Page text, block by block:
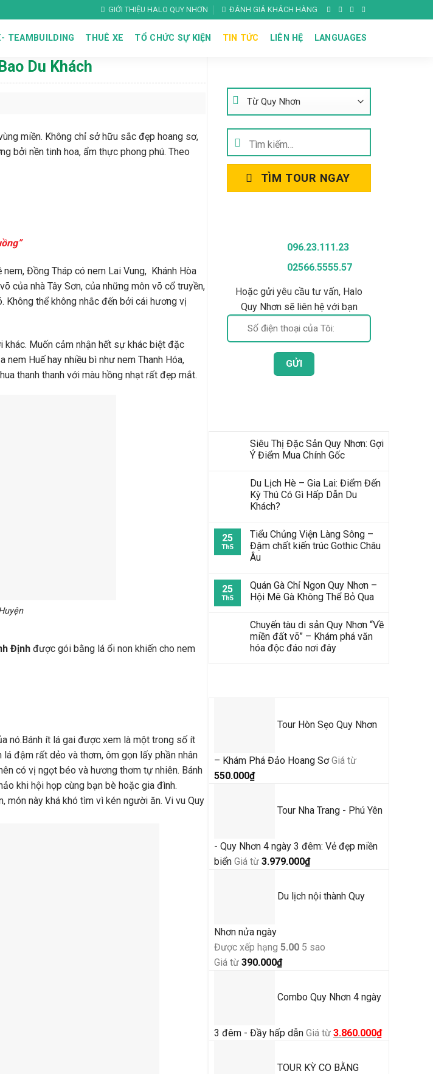
GIỚI THIỆU HALO QUY NHƠN ĐÁNH GIÁ KHÁCH HÀNG
TEAMBUILDING THUÊ XE TỔ CHỨC SỰ KIỆN TIN TỨC LIÊN HỆ LANGUAGES
Du Khách
miền. Không chỉ sở hữu sắc đẹp hoang sơ,
bởi nền tinh hoa, ẩm thực phong phú. Theo
Đồng Tháp có nem Lai Vung, Khánh Hòa
của nhà Tây Sơn, của những môn võ cổ truyền,
thể không nhắc đến bởi cái hương vị
Muốn cảm nhận hết sự khác biệt đặc
Huế hay nhiều bì như nem Thanh Hóa,
thanh thanh với màu hồng nhạt rất đẹp mắt.
Định được gói bằng lá ổi non khiến cho nem
nó.Bánh ít lá gai được xem là một trong số ít
đậm rất dẻo và thơm, ôm gọn lấy phần nhân
có vị ngọt béo và hương thơm tự nhiên. Bánh
khi hội họp cùng bạn bè hoặc gia đình.
món này khá khó tìm vì kén người ăn. Vi vu Quy
Tìm
kiếm:
TÌM TOUR NGAY
096.23.111.23
02566.5555.57
Hoặc gửi yêu cầu tư vấn, Halo
Quy Nhơn sẽ liên hệ với bạn
Siêu Thị Đặc Sản Quy Nhơn: Gợi
Ý Điểm Mua Chính Gốc
Du Lịch Hè – Gia Lai: Điểm Đến
Kỳ Thú Có Gì Hấp Dẫn Du
Khách?
25
Th5
Tiểu Chủng Viện Làng Sông –
Đậm chất kiến trúc Gothic Châu
Âu
25
Th5
Quán Gà Chỉ Ngon Quy Nhơn –
Hội Mê Gà Không Thể Bỏ Qua
Chuyến tàu di sản Quy Nhơn “Về
miền đất võ” – Khám phá văn
hóa độc đáo nơi đây
Tour Hòn Sẹo Quy Nhơn
– Khám Phá Đảo Hoang Sơ Giá từ
550.000₫
Tour Nha Trang - Phú Yên
- Quy Nhơn 4 ngày 3 đêm: Vẻ đẹp miền
biển Giá từ 3.979.000₫
Du lịch nội thành Quy
Nhơn nửa ngày
Được xếp hạng 5.00 5 sao
Giá từ 390.000₫
Combo Quy Nhơn 4 ngày
3 đêm - Đầy hấp dẫn Giá từ Giá
là:
3.860.000₫Giá
TOUR KỲ CO BẰNG